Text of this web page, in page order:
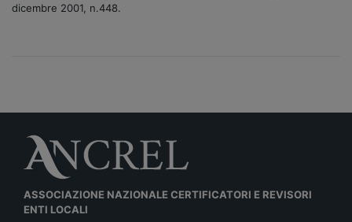
dicembre 2001, n.448.
ASSOCIAZIONE NAZIONALE CERTIFICATORI E REVISORI
ENTI LOCALI